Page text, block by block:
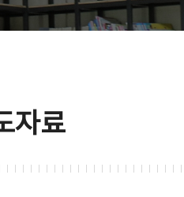
자료